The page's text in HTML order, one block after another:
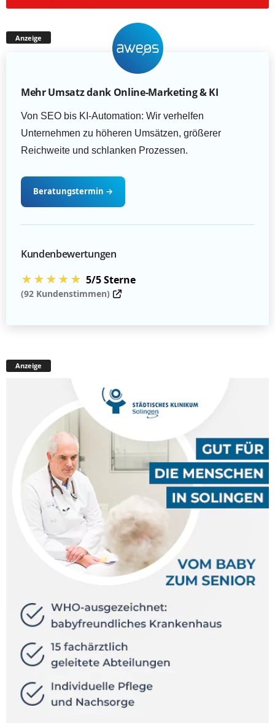
Anzeige
Mehr Umsatz dank Online-Marketing & KI
Von SEO bis KI-Automation: Wir verhelfen
Unternehmen zu höheren Umsätzen, größerer
Reichweite und schlanken Prozessen.
Beratungstermin →
Kundenbewertungen
★★★★★ 5/5 Sterne
(92 Kundenstimmen)
Anzeige